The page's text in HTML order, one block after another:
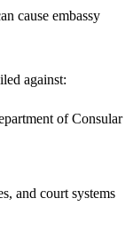
cause embassy
against:
of Consular
and court systems